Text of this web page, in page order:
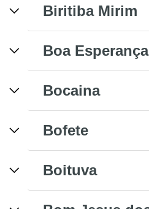
Biritiba Mirim
Boa
Bocaina
Bofete
Boituva